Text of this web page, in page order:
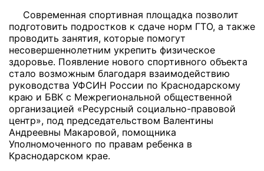
Современная спортивная площадка позволит
подготовить подростков к сдаче норм ГТО, а также
проводить занятия, которые помогут
несовершеннолетним укрепить физическое
здоровье. Появление нового спортивного объекта
стало возможным благодаря взаимодействию
руководства УФСИН России по Краснодарскому
краю и БВК с Межрегиональной общественной
организацией «Ресурсный социально-правовой
центр», под председательством Валентины
Андреевны Макаровой, помощника
Уполномоченного по правам ребенка в
Краснодарском крае.